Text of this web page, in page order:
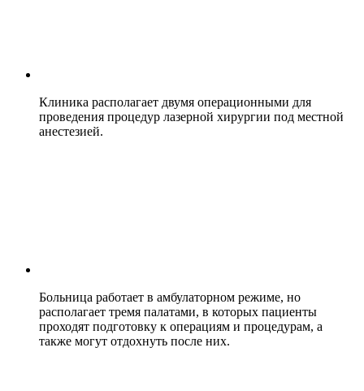
Клиника располагает двумя операционными для
проведения процедур лазерной хирургии под местной
анестезией.
Больница работает в амбулаторном режиме, но
располагает тремя палатами, в которых пациенты
проходят подготовку к операциям и процедурам, а
также могут отдохнуть после них.